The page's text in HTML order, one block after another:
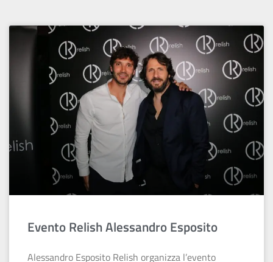
Evento Relish Alessandro Esposito
Alessandro Esposito Relish organizza l’evento